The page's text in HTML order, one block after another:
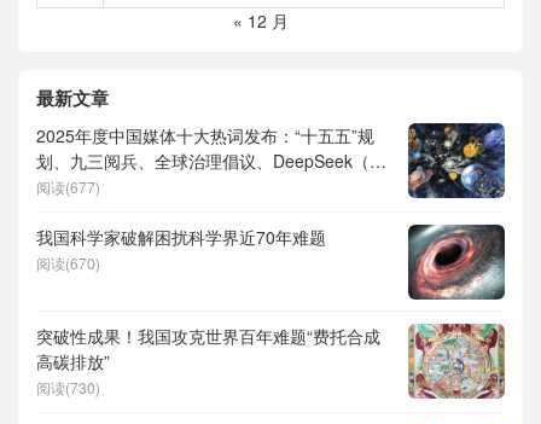
« 12 月
最新文章
2025年度中国媒体十大热词发布：“十五五”规
划、九三阅兵、全球治理倡议、DeepSeek（深
度求索）、人形机器人、苏超、票根经济、育
阅读(677)
我国科学家破解困扰科学界近70年难题
阅读(670)
突破性成果！我国攻克世界百年难题“费托合成
高碳排放”
阅读(730)